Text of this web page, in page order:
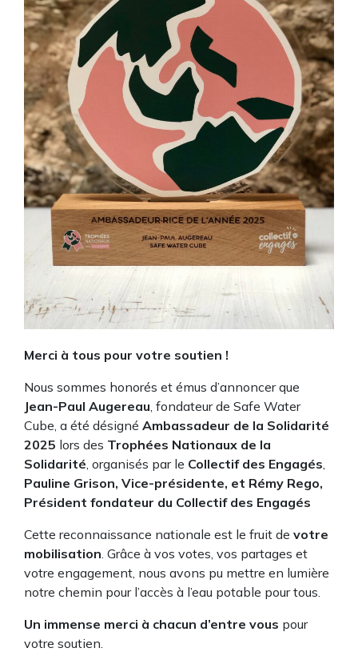
Merci à tous pour votre soutien !
Nous sommes honorés et émus d’annoncer que
Jean-Paul Augereau, fondateur de Safe Water
Cube, a été désigné Ambassadeur de la Solidarité
2025 lors des Trophées Nationaux de la
Solidarité, organisés par le Collectif des Engagés,
Pauline Grison, Vice-présidente, et Rémy Rego,
Président fondateur du Collectif des Engagés
Cette reconnaissance nationale est le fruit de votre
mobilisation. Grâce à vos votes, vos partages et
votre engagement, nous avons pu mettre en lumière
notre chemin pour l’accès à l’eau potable pour tous.
Un immense merci à chacun d’entre vous pour
votre soutien.